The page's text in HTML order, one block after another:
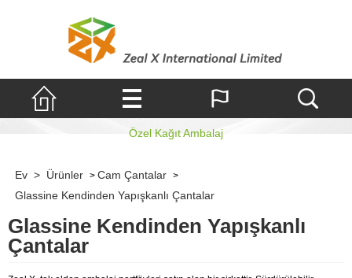
Kendinden Yapışkanlı Çantalar
Özel Kağıt Ambalaj
Ev > Ürünler > Cam Çantalar >
Glassine Kendinden Yapışkanlı Çantalar
Glassine Kendinden Yapışkanlı
Çantalar